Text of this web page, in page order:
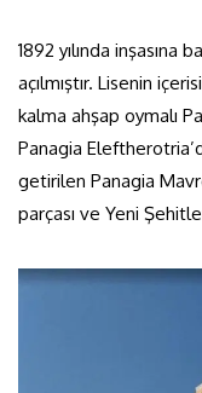
1892 yılında inşasına
açılmıştır. Lisenin
kalma ahşap oymalı
Panagia
getirilen Panagia
parçası ve Yeni